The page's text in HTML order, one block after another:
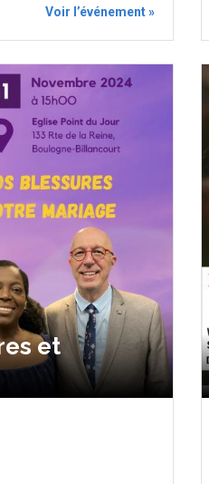
Voir l’événement »
et